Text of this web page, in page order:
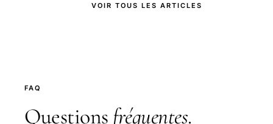
VOIR TOUS LES ARTICLES
FAQ
Questions fréquentes.